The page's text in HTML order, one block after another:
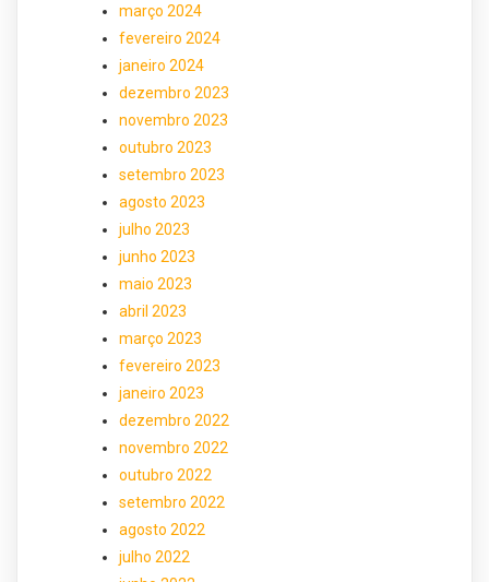
março 2024
fevereiro 2024
janeiro 2024
dezembro 2023
novembro 2023
outubro 2023
setembro 2023
agosto 2023
julho 2023
junho 2023
maio 2023
abril 2023
março 2023
fevereiro 2023
janeiro 2023
dezembro 2022
novembro 2022
outubro 2022
setembro 2022
agosto 2022
julho 2022